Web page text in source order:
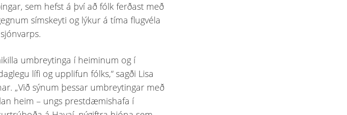
sem hefst á því að fólk ferðast með
símskeyti og lýkur á tíma flugvéla
umbreytinga í heiminum og í
lífi og upplifun fólks,“ sagði Lisa
„Við sýnum þessar umbreytingar með
heim – ungs prestdæmishafa í